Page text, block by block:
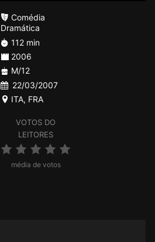
VOTOS DO
LEITORES
média de votos
Comédia
Dramática
112 min
2006
M/12
22/03/2007
ITA, FRA